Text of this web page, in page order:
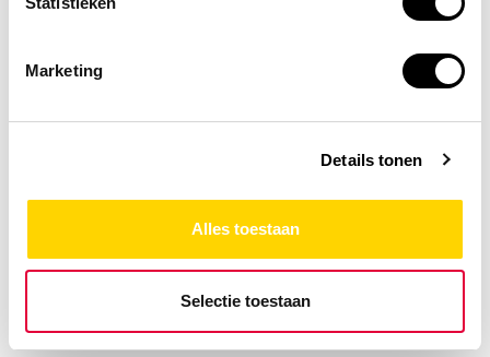
Marketing
Details tonen
Alles toestaan
Selectie toestaan
Ontdek ons assortiment
BENOR blussers
Bekijk het aanbod!